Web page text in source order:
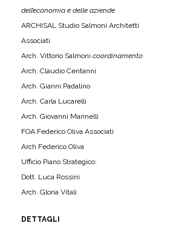
dell’economia e delle aziende
ARCHISAL Studio Salmoni Architetti
Associati
Arch. Vittorio Salmoni coordinamento
Arch. Claudio Centanni
Arch. Gianni Padalino
Arch. Carla Lucarelli
Arch. Giovanni Marinelli
FOA Federico Oliva Associati
Arch.Federico Oliva
Ufficio Piano Strategico:
Dott. Luca Rossini
Arch. Gloria Vitali
DETTAGLI